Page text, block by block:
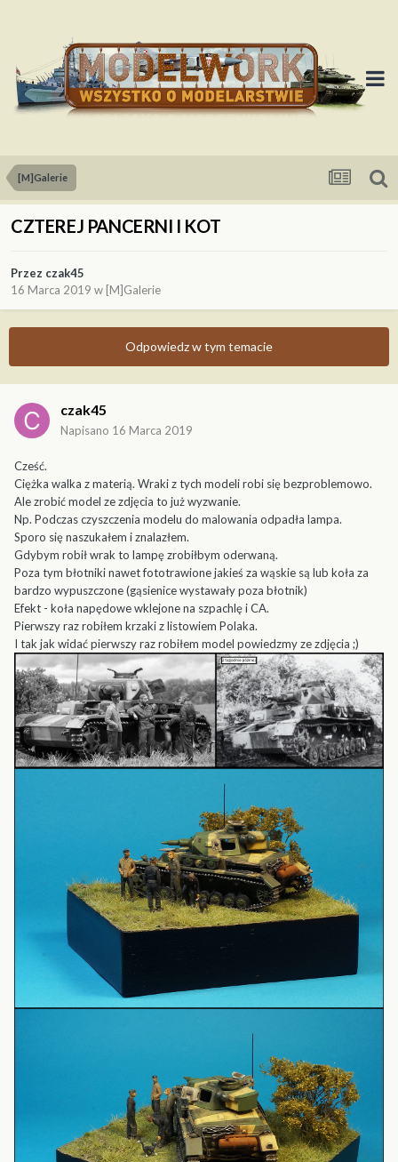
[M]Galerie
CZTEREJ PANCERNI I KOT
Przez czak45
16 Marca 2019 w [M]Galerie
Odpowiedz w tym temacie
czak45
Napisano 16 Marca 2019
Cześć.
Ciężka walka z materią. Wraki z tych modeli robi się bezproblemowo.
Ale zrobić model ze zdjęcia to już wyzwanie.
Np. Podczas czyszczenia modelu do malowania odpadła lampa.
Sporo się naszukałem i znalazłem.
Gdybym robił wrak to lampę zrobiłbym oderwaną.
Poza tym błotniki nawet fototrawione jakieś za wąskie są lub koła za
bardzo wypuszczone (gąsienice wystawały poza błotnik)
Efekt - koła napędowe wklejone na szpachlę i CA.
Pierwszy raz robiłem krzaki z listowiem Polaka.
I tak jak widać pierwszy raz robiłem model powiedzmy ze zdjęcia ;)